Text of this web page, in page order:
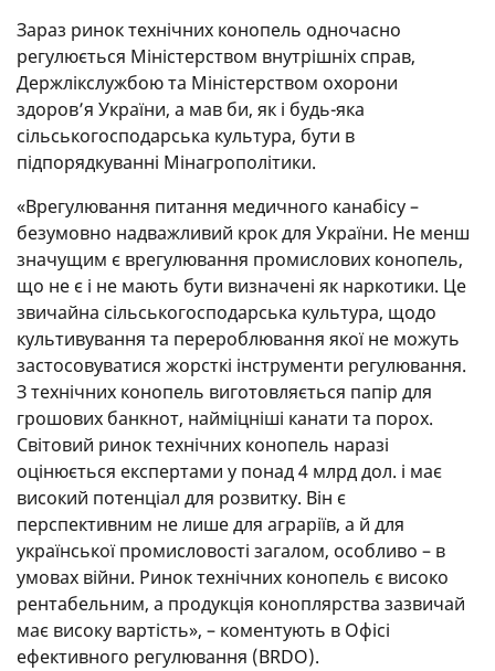
Зараз ринок технічних конопель одночасно
регулюється Міністерством внутрішніх справ,
Держлікслужбою та Міністерством охорони
здоров’я України, а мав би, як і будь-яка
сільськогосподарська культура, бути в
підпорядкуванні Мінагрополітики.
«Врегулювання питання медичного канабісу –
безумовно надважливий крок для України. Не менш
значущим є врегулювання промислових конопель,
що не є і не мають бути визначені як наркотики. Це
звичайна сільськогосподарська культура, щодо
культивування та перероблювання якої не можуть
застосовуватися жорсткі інструменти регулювання.
З технічних конопель виготовляється папір для
грошових банкнот, найміцніші канати та порох.
Світовий ринок технічних конопель наразі
оцінюється експертами у понад 4 млрд дол. і має
високий потенціал для розвитку. Він є
перспективним не лише для аграріїв, а й для
української промисловості загалом, особливо – в
умовах війни. Ринок технічних конопель є високо
рентабельним, а продукція коноплярства зазвичай
має високу вартість», – коментують в Офісі
ефективного регулювання (BRDO).